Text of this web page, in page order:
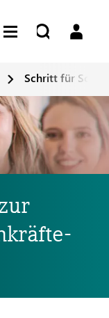
Schritt für